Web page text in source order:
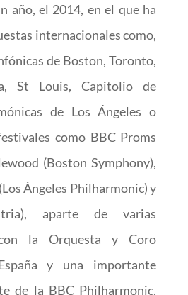
año, el 2014, en el que ha
internacionales como,
de Boston, Toronto,
St Louis, Capitolio de
de Los Ángeles o
como BBC Proms
(Boston Symphony),
Ángeles Philharmonic) y
aparte de varias
con la Orquesta y Coro
y una importante
de la BBC Philharmonic,